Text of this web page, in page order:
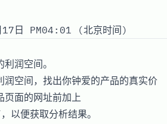
17日 PM04:01 (北京时间)
润空间。
润空间，找出你钟爱的产品的真实价
页面的网址前加上
便获取分析结果。